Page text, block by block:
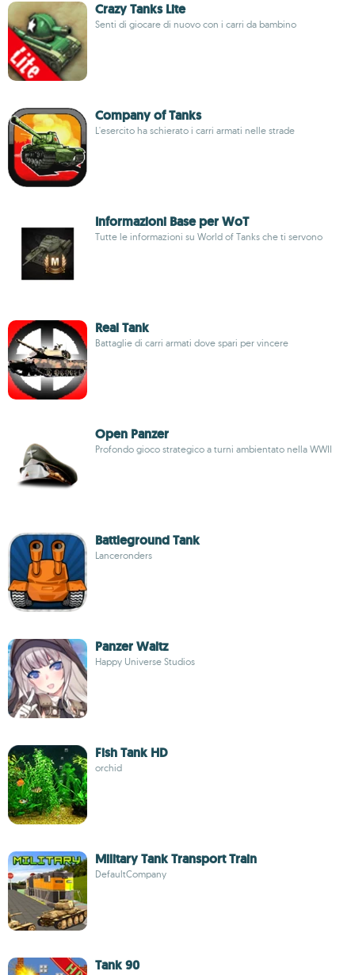
Crazy Tanks Lite
Senti di giocare di nuovo con i carri da bambino
Company of Tanks
L'esercito ha schierato i carri armati nelle strade
Informazioni Base per WoT
Tutte le informazioni su World of Tanks che ti servono
Real Tank
Battaglie di carri armati dove spari per vincere
Open Panzer
Profondo gioco strategico a turni ambientato nella WWII
Battleground Tank
Lanceronders
Panzer Waltz
Happy Universe Studios
Fish Tank HD
orchid
Military Tank Transport Train
DefaultCompany
Tank 90